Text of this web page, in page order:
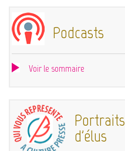
Podcasts
Voir le sommaire
Portraits
d'élus